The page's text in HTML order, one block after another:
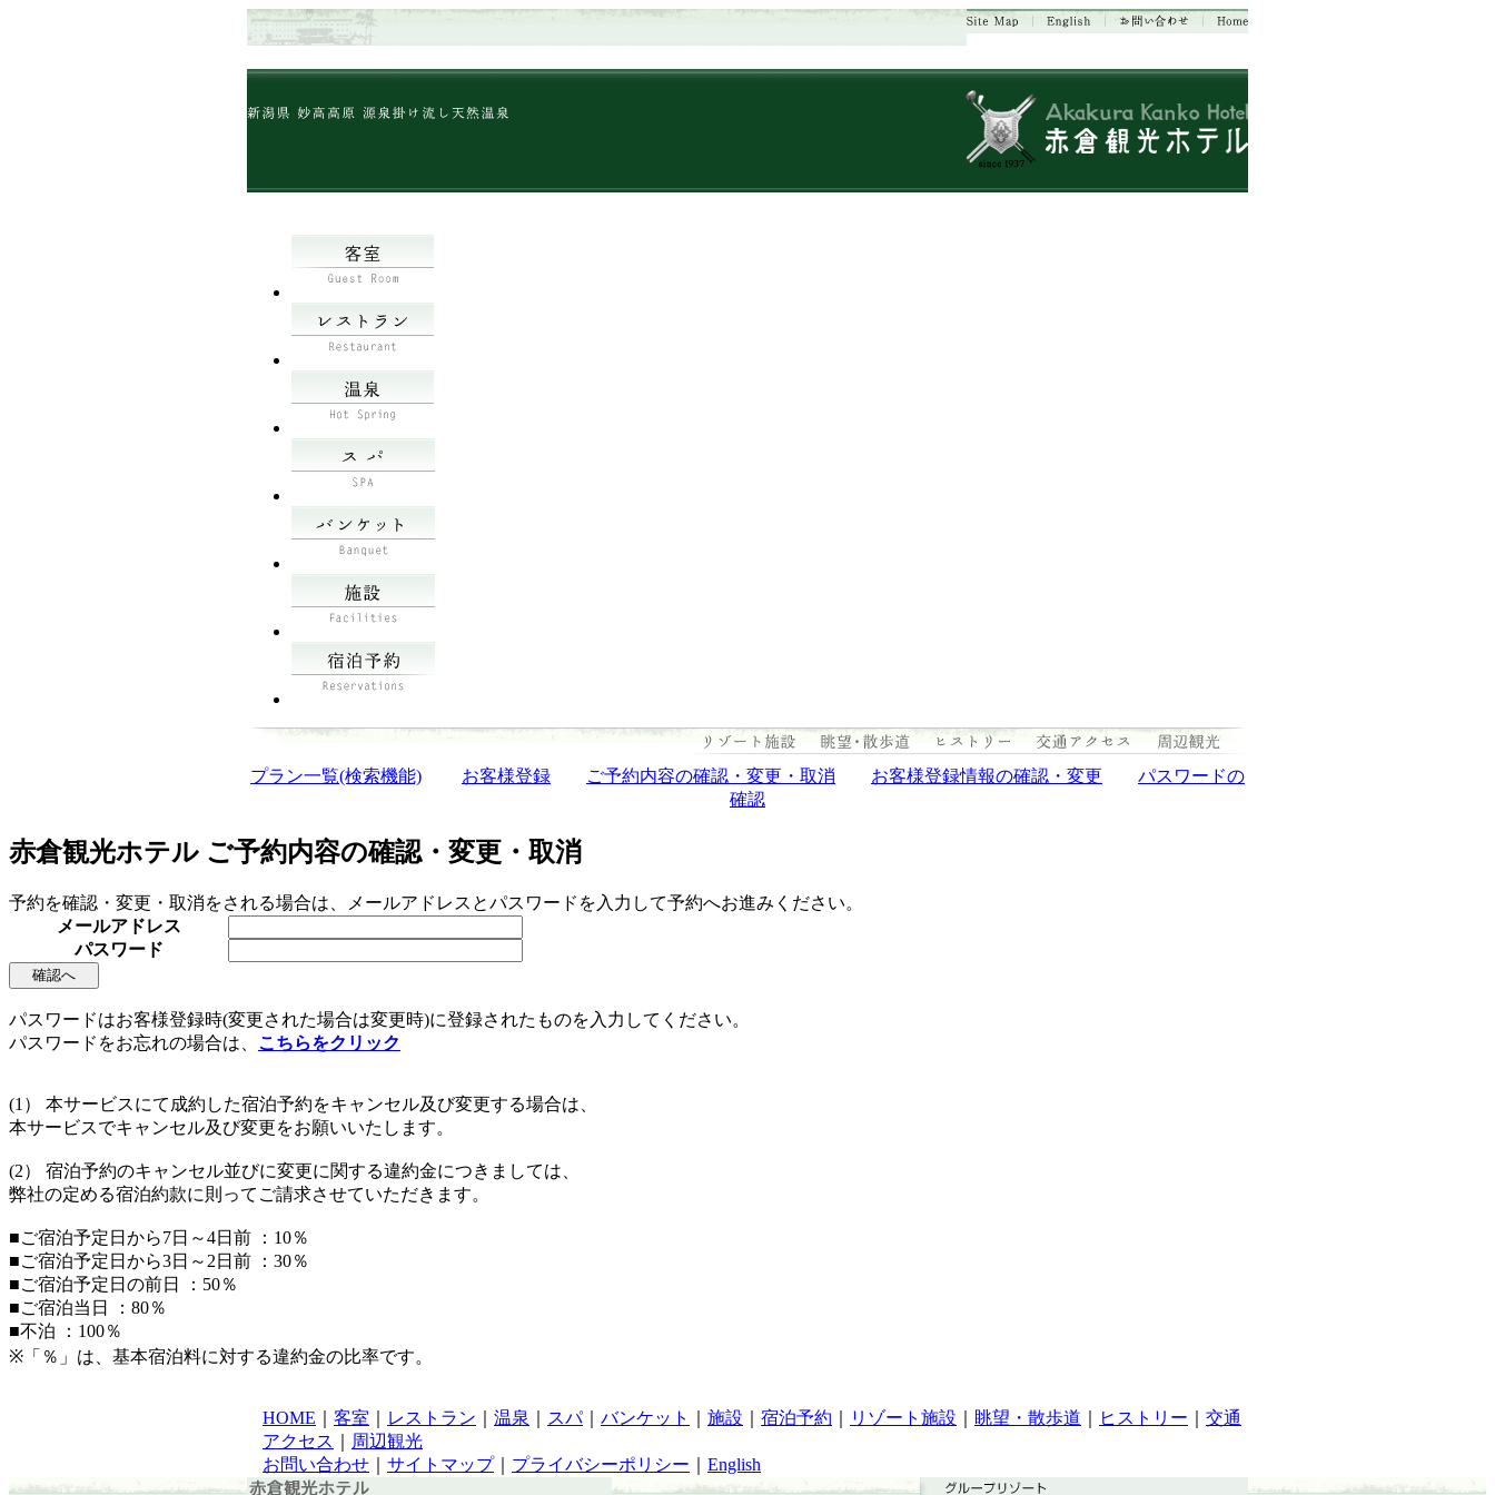
プラン一覧(検索機能) お客様登録 ご予約内容の確認・変更・取消 お客様登録情報の確認・変更
パスワードの
確認
赤倉観光ホテル ご予約内容の確認・変更・取消
予約を確認・変更・取消をされる場合は、メールアドレスとパスワードを入力して予約へお進みください。
メールアドレス
パスワード
パスワードはお客様登録時(変更された場合は変更時)に登録されたものを入力してください。
パスワードをお忘れの場合は、 こちらをクリック
(1） 本サービスにて成約した宿泊予約をキャンセル及び変更する場合は、
本サービスでキャンセル及び変更をお願いいたします。
(2） 宿泊予約のキャンセル並びに変更に関する違約金につきましては、
弊社の定める宿泊約款に則ってご請求させていただきます。
■ご宿泊予定日から7日～4日前 ：10％
■ご宿泊予定日から3日～2日前 ：30％
■ご宿泊予定日の前日 ：50％
■ご宿泊当日 ：80％
■不泊 ：100％
※「％」は、基本宿泊料に対する違約金の比率です。
HOME 客室 レストラン 温泉 スパ｜ バンケット 施設 宿泊予約 リゾート施設 眺望・散歩道 ヒストリー
交通
アクセス
周辺観光
お問い合わせ
サイトマップ｜ プライバシーポリシー English